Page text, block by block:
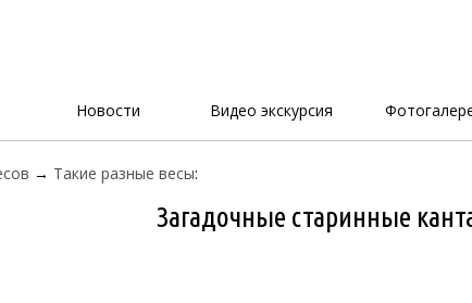
Новости Видео экскурсия
→ Такие разные весы:
Загадочные старинные